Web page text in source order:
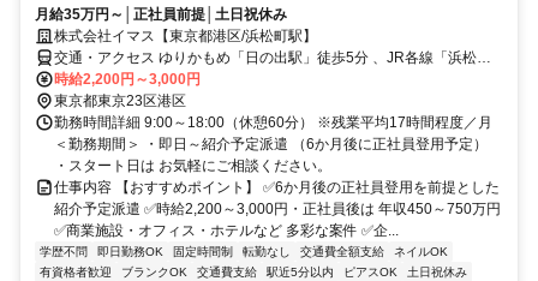
月給35万円～│正社員前提│土日祝休み
株式会社イマス【東京都港区/浜松町駅】
交通・アクセス ゆりかもめ「日の出駅」徒歩5分 、JR各線「浜松町
駅」徒歩10分 、都営浅草線「大門駅」徒歩10分
時給2,200円～3,000円
東京都東京23区港区
勤務時間詳細 9:00～18:00（休憩60分） ※残業平均17時間程度／月
＜勤務期間＞ ・即日～紹介予定派遣 （6か月後に正社員登用予定）
・スタート日は お気軽にご相談ください。
仕事内容 【おすすめポイント】 ✅6か月後の正社員登用を前提とした
紹介予定派遣 ✅時給2,200～3,000円・正社員後は 年収450～750万円
✅商業施設・オフィス・ホテルなど 多彩な案件 ✅企...
学歴不問 即日勤務OK 固定時間制 転勤なし 交通費全額支給
ネイルOK
有資格者歓迎
ブランクOK 交通費支給 駅近5分以内 ピアスOK
土日祝休み